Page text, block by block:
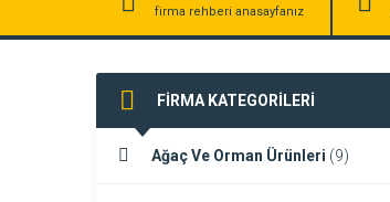
firma rehberi anasayfanız
FİRMA KATEGORİLERİ
Ağaç Ve Orman Ürünleri (9)